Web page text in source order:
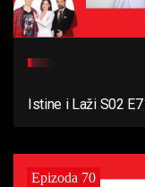
Istine i Laži S02
Epizoda 70